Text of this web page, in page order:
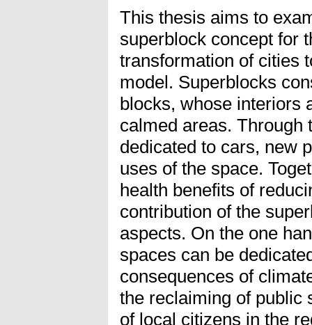
This thesis aims to
superblock concept for
transformation of cities
model. Superblocks
blocks, whose interiors
calmed areas. Through
dedicated to cars, new
uses of the space.
health benefits of
contribution of the
aspects. On the one
spaces can be
consequences of
the reclaiming of public
of local citizens in the